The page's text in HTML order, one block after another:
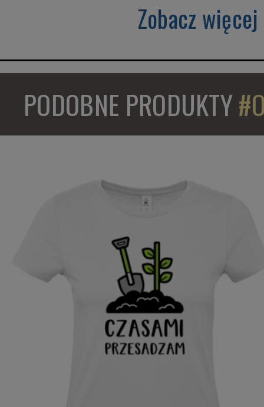
Zobacz
PODOBNE PRODUKTY